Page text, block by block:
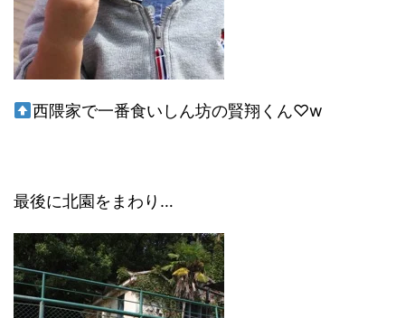
西隈家で一番食いしん坊の賢翔くん♡w
最後に北園をまわり…